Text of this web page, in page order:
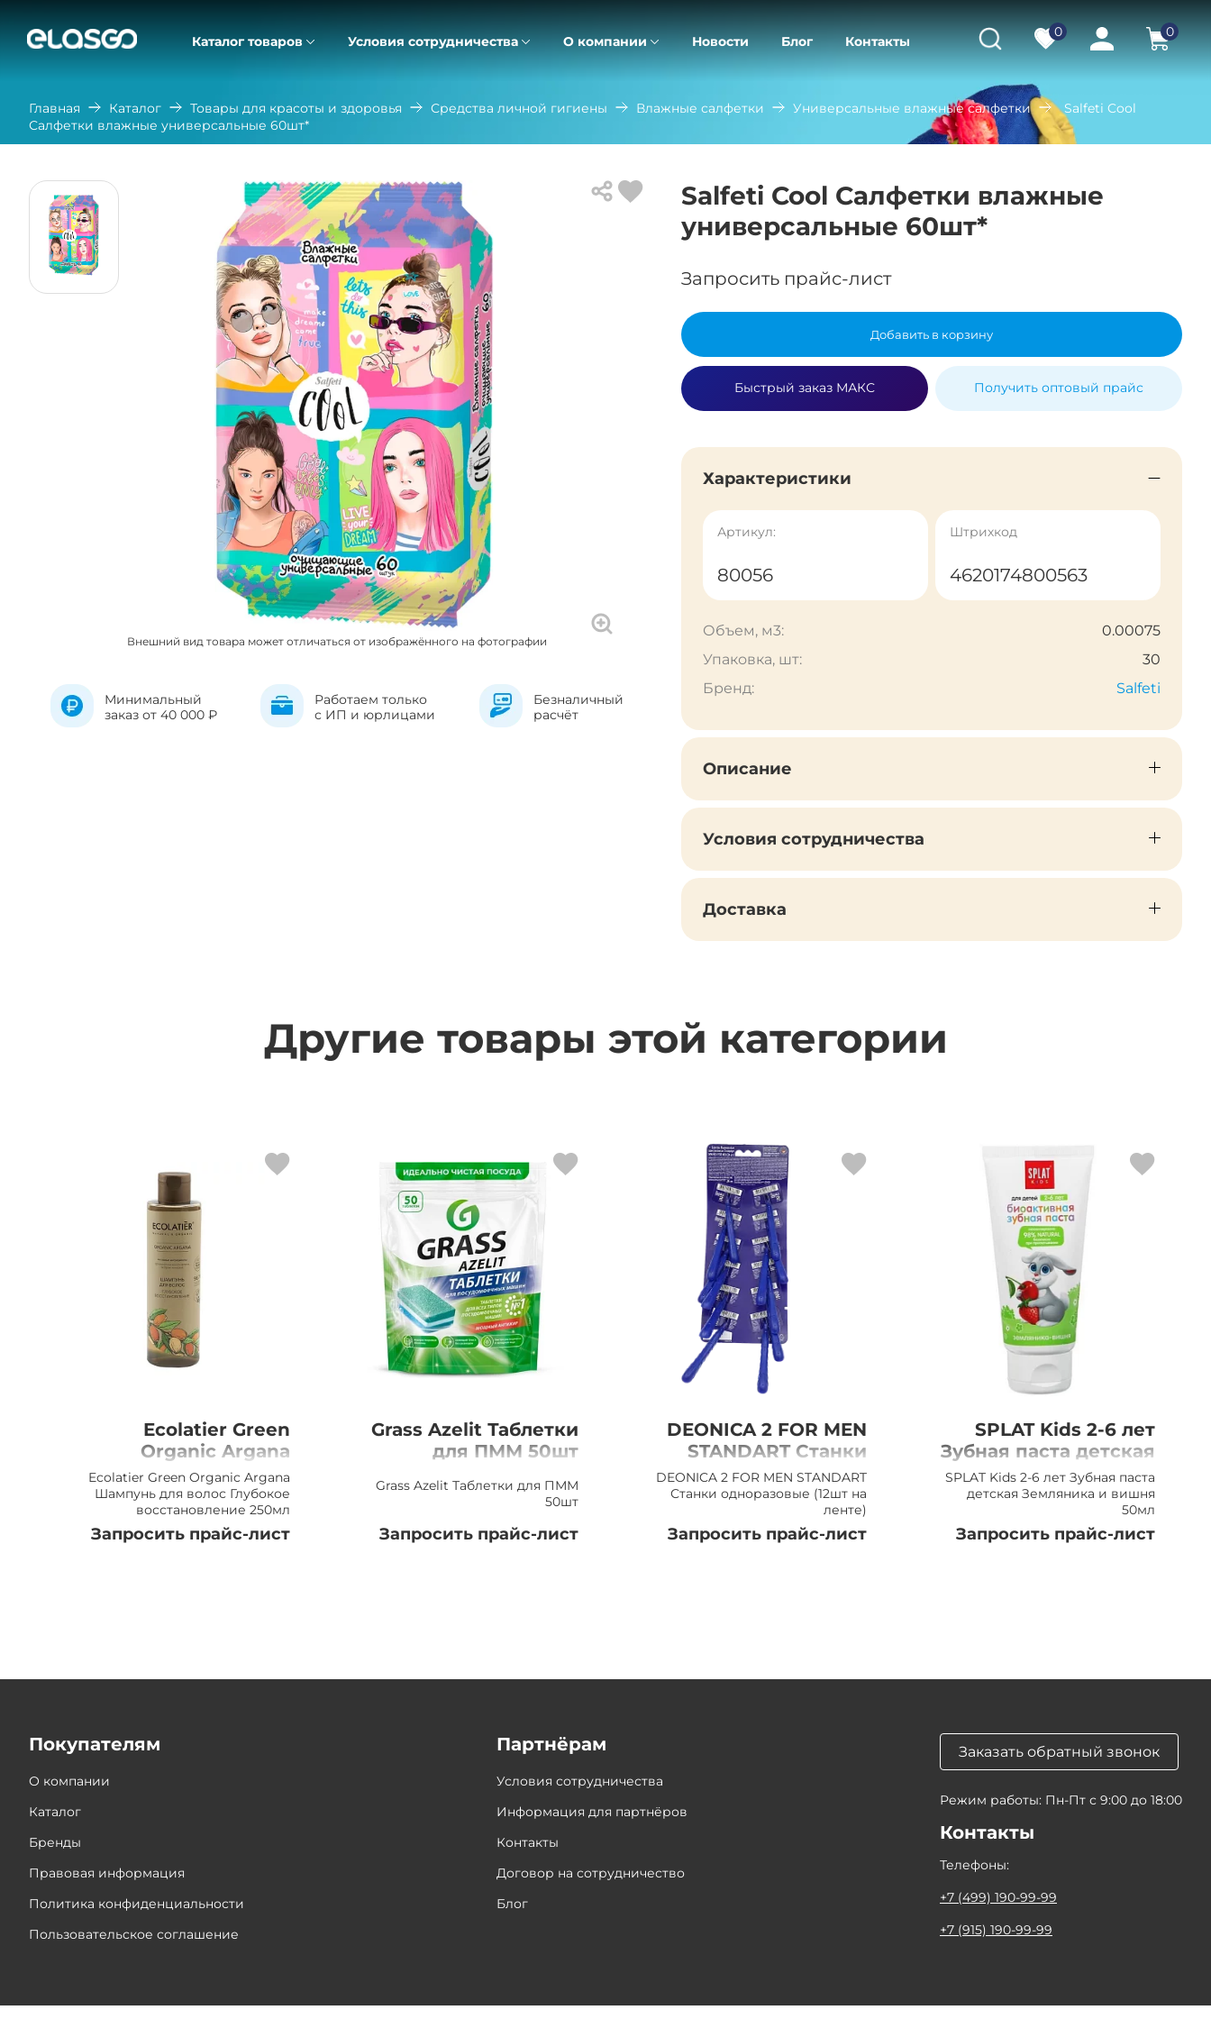
Каталог товаров Условия сотрудничества О компании Новости Блог Контакты
0 0
Главная Каталог Товары для красоты и здоровья Средства личной гигиены Влажные салфетки Универсальные влажные салфетки
Salfeti Cool
Салфетки влажные универсальные 60шт*
Внешний вид товара может отличаться от изображённого на фотографии
Минимальный
заказ от 40 000 ₽
Работаем только
с ИП и юрлицами
Безналичный
расчёт
Salfeti Cool Салфетки влажные
универсальные 60шт*
Запросить прайс-лист
Добавить в корзину
Быстрый заказ МАКС Получить оптовый прайс
Характеристики
Артикул:
80056
Штрихкод
4620174800563
Объем, м3:
0.00075
Упаковка, шт:
30
Бренд:
Salfeti
Описание
Условия сотрудничества
Доставка
Другие товары этой категории
Ecolatier Green
Organic Argana
Шампунь для волос
Глубокое
восстановление,
250мл
Ecolatier Green Organic Argana
Шампунь для волос Глубокое
восстановление 250мл
Запросить прайс-лист
Grass Azelit Таблетки
для ПММ 50шт
Grass Azelit Таблетки для ПММ
50шт
Запросить прайс-лист
DEONICA 2 FOR MEN
STANDART Станки
одноразовые (12шт
на ленте)
DEONICA 2 FOR MEN STANDART
Станки одноразовые (12шт на
ленте)
Запросить прайс-лист
SPLAT Kids 2-6 лет
Зубная паста детская
Земляника и вишня,
50мл
SPLAT Kids 2-6 лет Зубная паста
детская Земляника и вишня
50мл
Запросить прайс-лист
Покупателям
О компании
Каталог
Бренды
Правовая информация
Политика конфиденциальности
Пользовательское соглашение
Партнёрам
Условия сотрудничества
Информация для партнёров
Контакты
Договор на сотрудничество
Блог
Заказать обратный звонок
Режим работы: Пн-Пт с 9:00 до 18:00
Контакты
Телефоны:
+7 (499) 190-99-99
+7 (915) 190-99-99